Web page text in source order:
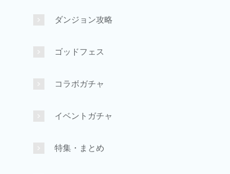
ダンジョン攻略
ゴッドフェス
コラボガチャ
イベントガチャ
特集・まとめ